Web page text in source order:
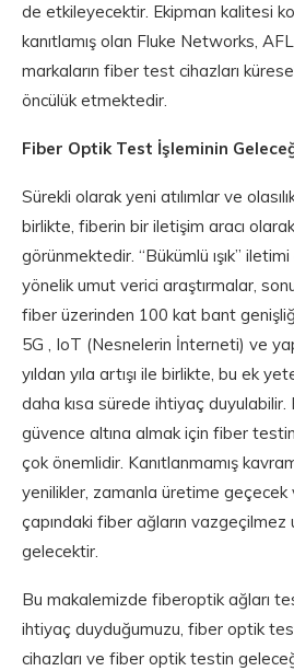
de etkileyecektir. Ekipman kalitesi
kanıtlamış olan Fluke Networks,
markaların fiber test cihazları
öncülük etmektedir.
Fiber Optik Test İşleminin
Sürekli olarak yeni atılımlar ve
birlikte, fiberin bir iletişim aracı olarak
görünmektedir. “Bükümlü ışık”
yönelik umut verici araştırmalar,
fiber üzerinden 100 kat bant genişliği
5G , IoT (Nesnelerin İnterneti) ve
yıldan yıla artışı ile birlikte, bu ek
daha kısa sürede ihtiyaç
güvence altına almak için fiber
çok önemlidir. Kanıtlanmamış
yenilikler, zamanla üretime geçecek
çapındaki fiber ağların vazgeçilmez
gelecektir.
Bu makalemizde fiberoptik ağları
ihtiyaç duyduğumuzu, fiber optik
cihazları ve fiber optik testin